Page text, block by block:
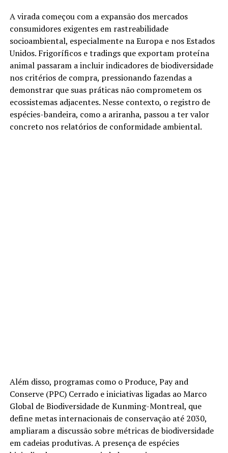
A virada começou com a expansão dos mercados
consumidores exigentes em rastreabilidade
socioambiental, especialmente na Europa e nos Estados
Unidos. Frigoríficos e tradings que exportam proteína
animal passaram a incluir indicadores de biodiversidade
nos critérios de compra, pressionando fazendas a
demonstrar que suas práticas não comprometem os
ecossistemas adjacentes. Nesse contexto, o registro de
espécies-bandeira, como a ariranha, passou a ter valor
concreto nos relatórios de conformidade ambiental.
Além disso, programas como o Produce, Pay and
Conserve (PPC) Cerrado e iniciativas ligadas ao Marco
Global de Biodiversidade de Kunming-Montreal, que
define metas internacionais de conservação até 2030,
ampliaram a discussão sobre métricas de biodiversidade
em cadeias produtivas. A presença de espécies